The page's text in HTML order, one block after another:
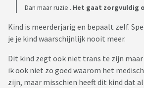
Dan maar ruzie . Het gaat zorgvuldig
Kind is meerderjarig en bepaalt zelf.
je je kind waarschijnlijk nooit meer.
Dit kind zegt ook niet trans te zijn maar
ik ook niet zo goed waarom het
zijn, maar misschien heeft dit kind dat